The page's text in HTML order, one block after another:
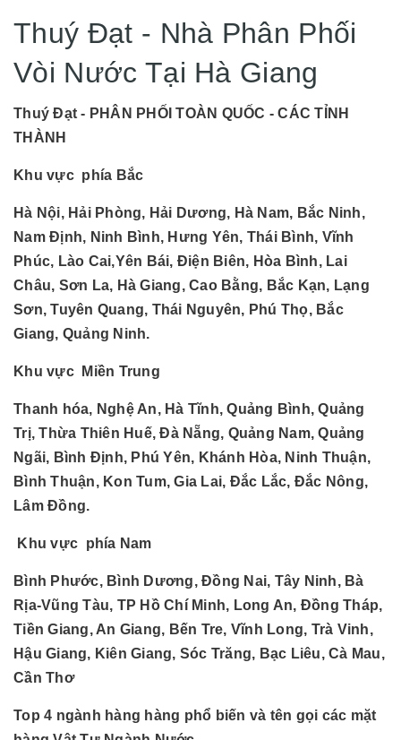
Thuý Đạt - Nhà Phân Phối
Vòi Nước Tại Hà Giang
Thuý Đạt - PHÂN PHỐI TOÀN QUỐC - CÁC TỈNH
THÀNH
Khu vực phía Bắc
Hà Nội, Hải Phòng, Hải Dương, Hà Nam, Bắc Ninh,
Nam Định, Ninh Bình, Hưng Yên, Thái Bình, Vĩnh
Phúc, Lào Cai,Yên Bái, Điện Biên, Hòa Bình, Lai
Châu, Sơn La, Hà Giang, Cao Bằng, Bắc Kạn, Lạng
Sơn, Tuyên Quang, Thái Nguyên, Phú Thọ, Bắc
Giang, Quảng Ninh.
Khu vực Miền Trung
Thanh hóa, Nghệ An, Hà Tĩnh, Quảng Bình, Quảng
Trị, Thừa Thiên Huế, Đà Nẵng, Quảng Nam, Quảng
Ngãi, Bình Định, Phú Yên, Khánh Hòa, Ninh Thuận,
Bình Thuận, Kon Tum, Gia Lai, Đắc Lắc, Đắc Nông,
Lâm Đồng.
Khu vực phía Nam
Bình Phước, Bình Dương, Đồng Nai, Tây Ninh, Bà
Rịa-Vũng Tàu, TP Hồ Chí Minh, Long An, Đồng Tháp,
Tiền Giang, An Giang, Bến Tre, Vĩnh Long, Trà Vinh,
Hậu Giang, Kiên Giang, Sóc Trăng, Bạc Liêu, Cà Mau,
Cần Thơ
Top 4 ngành hàng hàng phổ biến và tên gọi các mặt